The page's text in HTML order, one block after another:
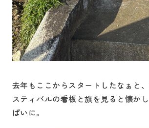
去年もここからスタートしたなぁと
スティバルの看板と旗を見ると懐か
ぱいに。